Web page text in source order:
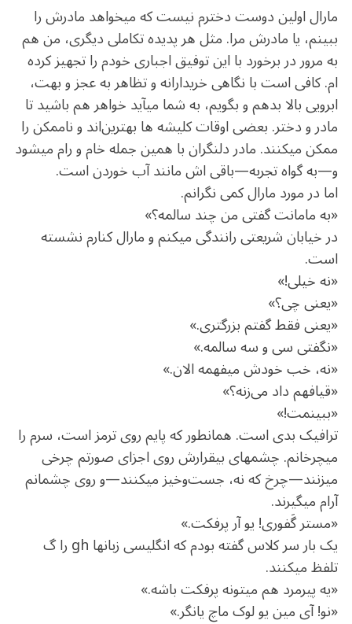
مارال اولین دوست‏ دخترم نیست که می‏خواهد مادرش را
ببینم، یا مادرش مرا. مثل هر پدیده تکاملی دیگری، من هم
به مرور در برخورد با این توفیق اجباری خودم را تجهیز کرده
‏ام. کافی است با نگاهی خریدارانه و تظاهر به عجز و بهت،
ابرویی بالا بدهم و بگویم، به شما می‏آید خواهر هم باشید تا
مادر و دختر. بعضی اوقات کلیشه‏ ها بهترین‌اند و ناممکن را
ممکن می‏کنند. مادر دل‏نگران با همین جمله خام و رام می‏شود
و—به گواه تجربه—باقی‏ اش مانند آب خوردن است.
اما در مورد مارال کمی نگرانم.
«به مامانت گفتی من چند سالمه؟»
در خیابان شریعتی رانندگی می‏کنم و مارال کنارم نشسته
است.
«نه خیلی!»
«یعنی چی؟»
«یعنی فقط گفتم بزرگ‏تری.»
«نگفتی سی و سه سالمه.»
«نه، خب خودش می‏فهمه الان.»
«قیافه‏م داد می‌زنه؟»
«ببینمت!»
ترافیک بدی است. همان‏طور که پایم روی ترمز است، سرم را
می‏چرخانم. چشم‏های بی‏قرارش روی اجزای صورتم چرخی
می‏زنند—چرخ که نه، جست‌وخیز می‏کنند—و روی چشمانم
آرام می‏گیرند.
«مستر گَفوری! یو آر پرفکت.»
یک بار سر کلاس گفته بودم که انگلیسی‏ زبان‏ها gh را گ
تلفظ می‏کنند.
«یه پیرمرد هم می‏تونه پرفکت باشه.»
«نو! آی مین یو لوک ماچ یانگر.»